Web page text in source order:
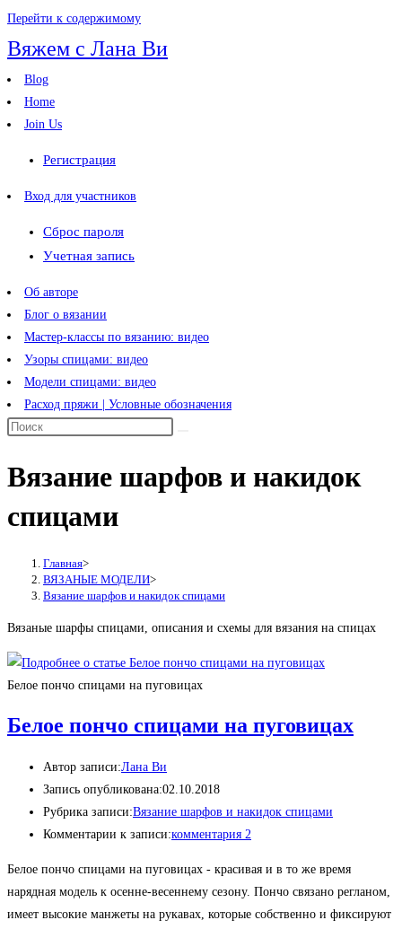
Перейти к содержимому
Вяжем с Лана Ви
Blog
Home
Join Us
Регистрация
Вход для участников
Сброс пароля
Учетная запись
Об авторе
Блог о вязании
Мастер-классы по вязанию: видео
Узоры спицами: видео
Модели спицами: видео
Расход пряжи | Условные обозначения
Вязание шарфов и накидок
спицами
Главная>
ВЯЗАНЫЕ МОДЕЛИ>
Вязание шарфов и накидок спицами
Вязаные шарфы спицами, описания и схемы для вязания на спицах
Белое пончо спицами на пуговицах
Белое пончо спицами на пуговицах
Автор записи:Лана Ви
Запись опубликована:02.10.2018
Рубрика записи:Вязание шарфов и накидок спицами
Комментарии к записи:комментария 2
Белое пончо спицами на пуговицах - красивая и в то же время
нарядная модель к осенне-весеннему сезону. Пончо связано регланом,
имеет высокие манжеты на рукавах, которые собственно и фиксируют